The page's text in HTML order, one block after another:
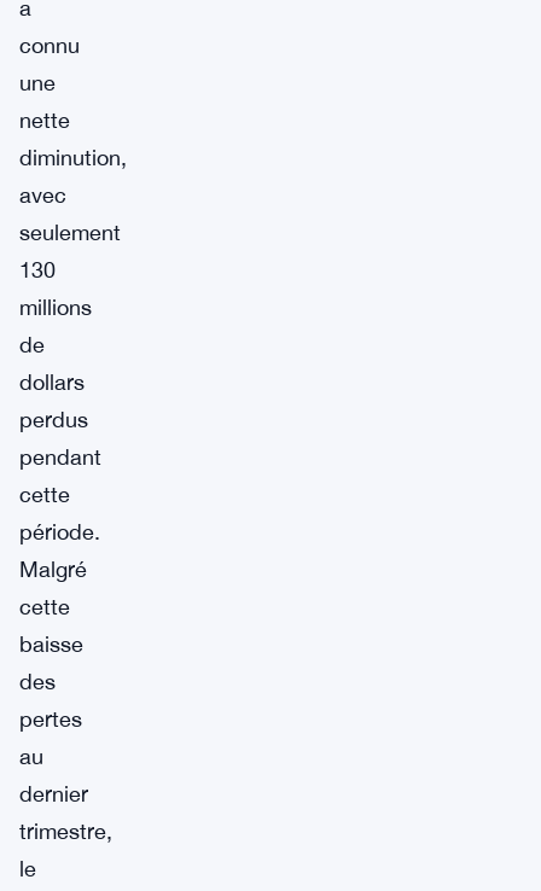
a
connu
une
nette
diminution,
avec
seulement
130
millions
de
dollars
perdus
pendant
cette
période.
Malgré
cette
baisse
des
pertes
au
dernier
trimestre,
le